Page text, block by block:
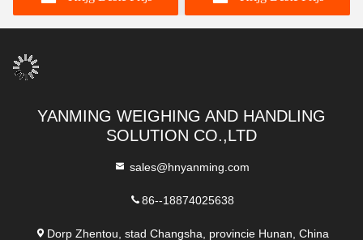
YANMING WEIGHING AND HANDLING
SOLUTION CO.,LTD
sales@hnyanming.com
86--18874025638
Dorp Zhentou, stad Changsha, provincie Hunan, China